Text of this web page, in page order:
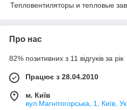
Тепловентиляторы и тепловые
Про нас
82% позитивних з 11 відгуків за рік
Працює з 28.04.2010
м. Київ
вул.Магнітогорська, 1, Київ,